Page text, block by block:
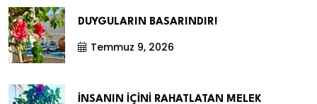
DUYGULARIN BASARINDIR!
Temmuz 9, 2026
İNSANIN İÇİNİ RAHATLATAN MELEK